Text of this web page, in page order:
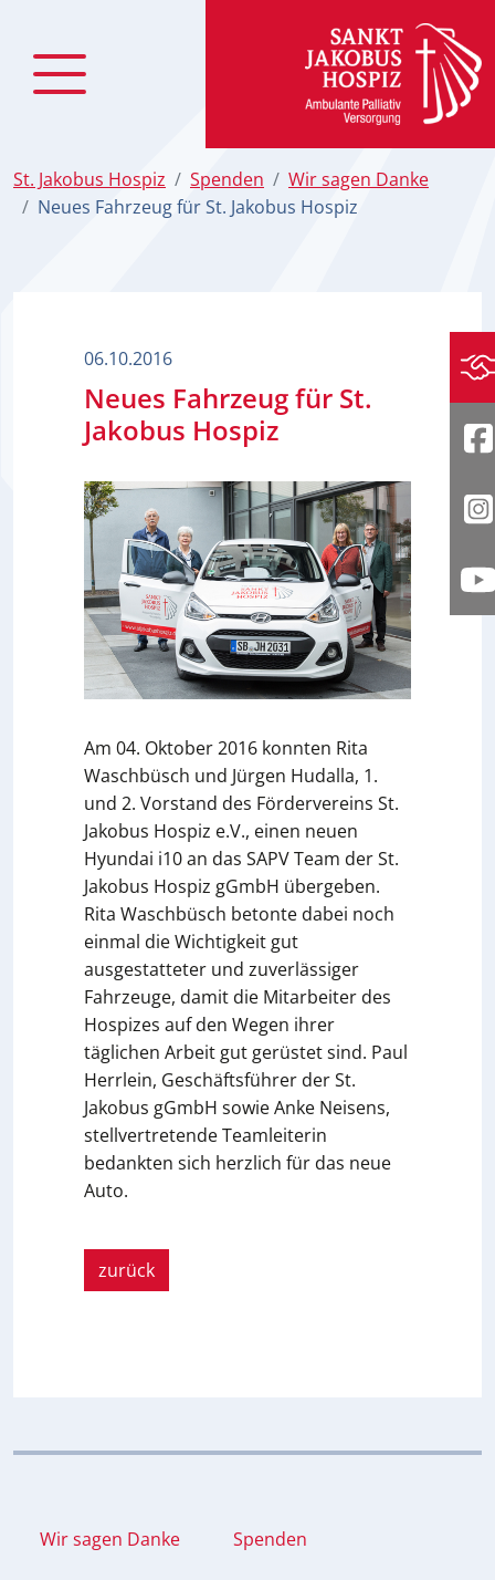
St. Jakobus Hospiz Spenden
Wir sagen Danke
Neues Fahrzeug für St. Jakobus Hospiz
06.10.2016
Neues Fahrzeug für St.
Jakobus Hospiz
Am 04. Oktober 2016 konnten Rita
Waschbüsch und Jürgen Hudalla, 1.
und 2. Vorstand des Fördervereins St.
Jakobus Hospiz e.V., einen neuen
Hyundai i10 an das SAPV Team der St.
Jakobus Hospiz gGmbH übergeben.
Rita Waschbüsch betonte dabei noch
einmal die Wichtigkeit gut
ausgestatteter und zuverlässiger
Fahrzeuge, damit die Mitarbeiter des
Hospizes auf den Wegen ihrer
täglichen Arbeit gut gerüstet sind. Paul
Herrlein, Geschäftsführer der St.
Jakobus gGmbH sowie Anke Neisens,
stellvertretende Teamleiterin
bedankten sich herzlich für das neue
Auto.
zurück
Wir sagen Danke Spenden